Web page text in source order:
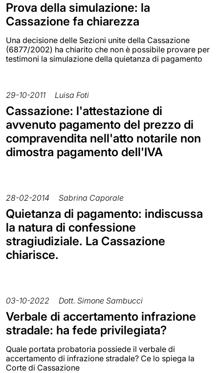
Prova della simulazione: la
Cassazione fa chiarezza
Una decisione delle Sezioni unite della Cassazione
(6877/2002) ha chiarito che non è possibile provare per
testimoni la simulazione della quietanza di pagamento
29-10-2011 Luisa Foti
Cassazione: l'attestazione di
avvenuto pagamento del prezzo di
compravendita nell'atto notarile non
dimostra pagamento dell'IVA
28-02-2014 Sabrina Caporale
Quietanza di pagamento: indiscussa
la natura di confessione
stragiudiziale. La Cassazione
chiarisce.
03-10-2022 Dott. Simone Sambucci
Verbale di accertamento infrazione
stradale: ha fede privilegiata?
Quale portata probatoria possiede il verbale di
accertamento di infrazione stradale? Ce lo spiega la
Corte di Cassazione